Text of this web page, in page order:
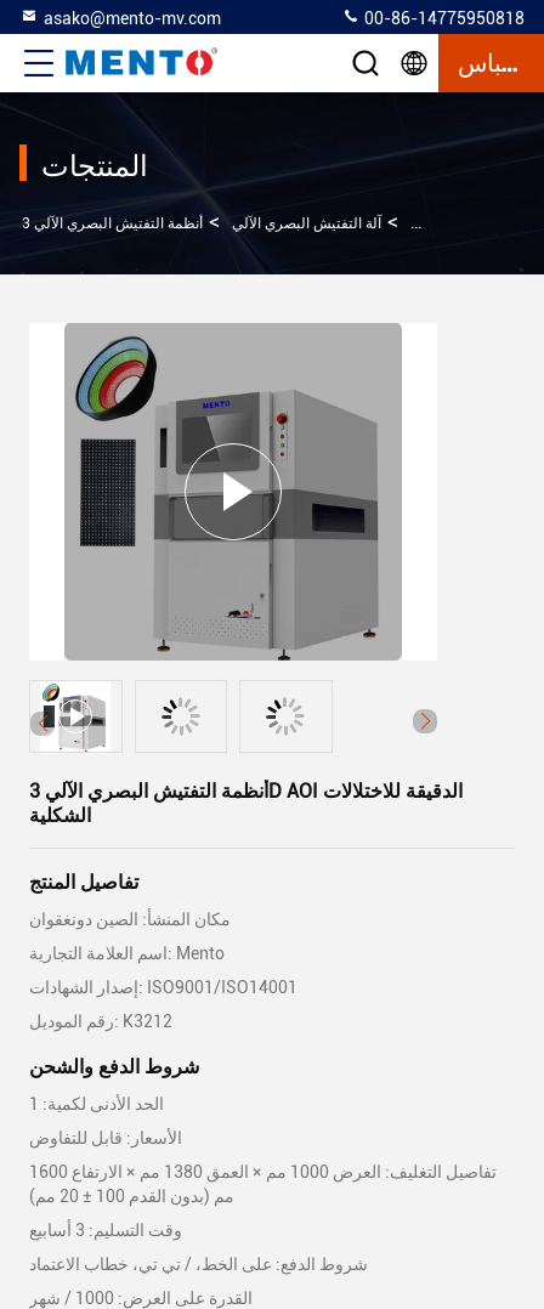
asako@mento-mv.com 00-86-14775950818
إقتباس
المنتجات
المنتجات > آلة التفتيش البصري الآلي >
أنظمة التفتيش البصري الآلي 3D AOI الدقيقة للاختلالات
الشكلية
تفاصيل المنتج
مكان المنشأ: الصين دونغقوان
اسم العلامة التجارية: Mento
إصدار الشهادات: ISO9001/ISO14001
رقم الموديل: K3212
شروط الدفع والشحن
الحد الأدنى لكمية: 1
الأسعار: قابل للتفاوض
تفاصيل التغليف: العرض 1000 مم × العمق 1380 مم × الارتفاع 1600
مم (بدون القدم 100 ± 20 مم)
وقت التسليم: 3 أسابيع
شروط الدفع: على الخط، / تي تي، خطاب الاعتماد
القدرة على العرض: 1000 / شهر